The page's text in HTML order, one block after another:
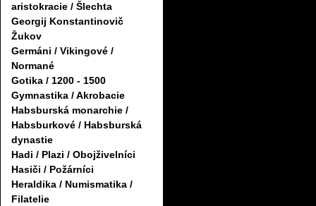
aristokracie / Šlechta
Georgij Konstantinovič
Žukov
Germáni / Vikingové /
Normané
Gotika / 1200 - 1500
Gymnastika / Akrobacie
Habsburská monarchie /
Habsburkové / Habsburská
dynastie
Hadi / Plazi / Obojživelníci
Hasiči / Požárníci
Heraldika / Numismatika /
Filatelie